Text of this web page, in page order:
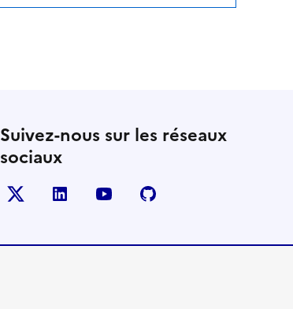
Suivez-nous sur les réseaux
sociaux
Twitter
- nouvelle fenêtre
LinkedIn
- nouvelle fenêtre
YouTube
- nouvelle fenêtre
- nouvelle fenêtre